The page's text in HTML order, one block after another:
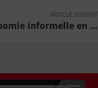
ARTICLE SUIVANT
informelle en ...